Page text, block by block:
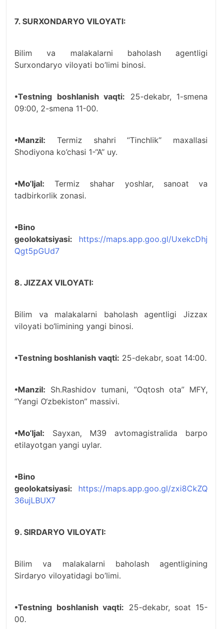
7. SURXONDARYO VILOYATI:
Bilim va malakalarni baholash agentligi
Surxondaryo viloyati bo’limi binosi.
•Testning boshlanish vaqti: 25-dekabr, 1-smena
09:00, 2-smena 11-00.
•Manzil: Termiz shahri ‘‘Tinchlik’’ maxallasi
Shodiyona ko’chasi 1-‘‘A’’ uy.
•Mo‘ljal: Termiz shahar yoshlar, sanoat va
tadbirkorlik zonasi.
•Bino
geolokatsiyasi:
https://maps.app.goo.gl/UxekcDhj
Qgt5pGUd7
8. JIZZAX VILOYATI:
Bilim va malakalarni baholash agentligi Jizzax
viloyati bo‘limining yangi binosi.
•Testning boshlanish vaqti: 25-dekabr, soat 14:00.
•Manzil: Sh.Rashidov tumani, ‘‘Oqtosh ota’’ MFY,
‘‘Yangi O‘zbekiston’’ massivi.
•Mo‘ljal: Sayxan, M39 avtomagistralida barpo
etilayotgan yangi uylar.
•Bino
geolokatsiyasi:
https://maps.app.goo.gl/zxi8CkZQ
36ujLBUX7
9. SIRDARYO VILOYATI:
Bilim va malakalarni baholash agentligining
Sirdaryo viloyatidagi bo’limi.
•Testning boshlanish vaqti: 25-dekabr, soat 15-
00.